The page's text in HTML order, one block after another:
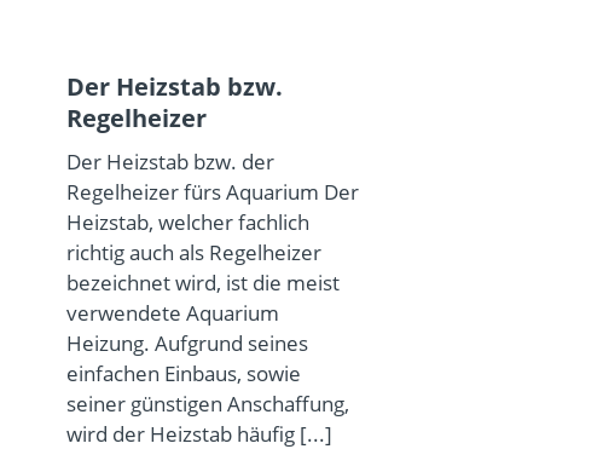
Der Heizstab bzw.
Regelheizer
Der Heizstab bzw. der
Regelheizer fürs Aquarium Der
Heizstab, welcher fachlich
richtig auch als Regelheizer
bezeichnet wird, ist die meist
verwendete Aquarium
Heizung. Aufgrund seines
einfachen Einbaus, sowie
seiner günstigen Anschaffung,
wird der Heizstab häufig [...]